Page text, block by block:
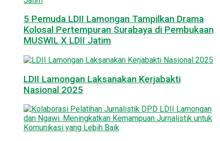
5 Pemuda LDII Lamongan Tampilkan Drama
Kolosal Pertempuran Surabaya di Pembukaan
MUSWIL X LDII Jatim
LDII Lamongan Laksanakan Kerjabakti
Nasional 2025